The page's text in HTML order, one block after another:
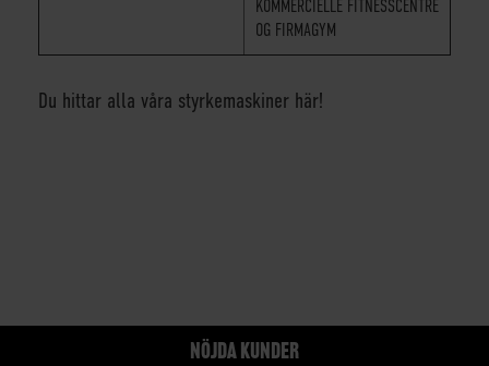
KOMMERCIELLE FITNESSCENTRE
OG FIRMAGYM
Du hittar alla våra styrkemaskiner här!
NÖJDA KUNDER